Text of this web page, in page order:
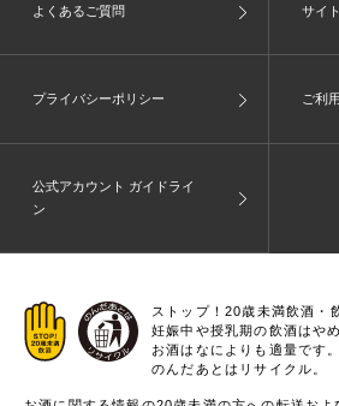
よくあるご質問 サイ
プライバシーポリシー ご利
公式アカウント ガイドライ
ン
ストップ！20歳未満飲酒・
妊娠中や授乳期の飲酒はや
お酒はなによりも適量です。
のんだあとはリサイクル。